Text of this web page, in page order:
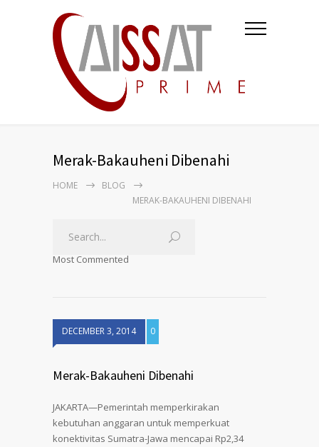
Merak-Bakauheni Dibenahi
HOME
BLOG
MERAK-BAKAUHENI DIBENAHI
Most Commented
DECEMBER 3, 2014 0
Merak-Bakauheni Dibenahi
JAKARTA—Pemerintah memperkirakan
kebutuhan anggaran untuk memperkuat
konektivitas Sumatra-Jawa mencapai Rp2,34